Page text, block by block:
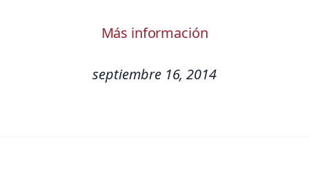
Más información
septiembre 16, 2014